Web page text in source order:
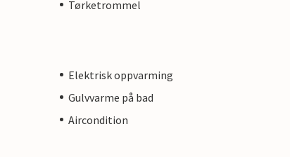
Tørketrommel
Elektrisk oppvarming
Gulvvarme på bad
Aircondition